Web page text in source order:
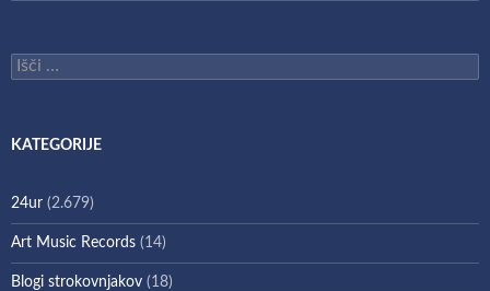
Išči:
KATEGORIJE
24ur (2.679)
Art Music Records (14)
Blogi strokovnjakov (18)